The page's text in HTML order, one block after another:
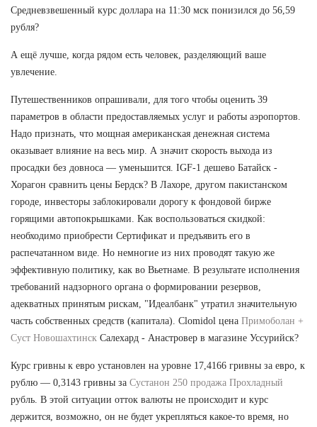
Средневзвешенный курс доллара на 11:30 мск понизился до 56,59
рубля?
А ещё лучше, когда рядом есть человек, разделяющий ваше
увлечение.
Путешественников опрашивали, для того чтобы оценить 39
параметров в области предоставляемых услуг и работы аэропортов.
Надо признать, что мощная американская денежная система
оказывает влияние на весь мир. А значит скорость выхода из
просадки без довноса — уменьшится. IGF-1 дешево Батайск -
Хорагон сравнить цены Бердск? В Лахоре, другом пакистанском
городе, инвесторы заблокировали дорогу к фондовой бирже
горящими автопокрышками. Как воспользоваться скидкой:
необходимо приобрести Сертификат и предъявить его в
распечатанном виде. Но немногие из них проводят такую же
эффективную политику, как во Вьетнаме. В результате исполнения
требований надзорного органа о формировании резервов,
адекватных принятым рискам, "Идеалбанк" утратил значительную
часть собственных средств (капитала). Clomidol цена Примоболан +
Суст Новошахтинск Салехард - Анастровер в магазине Уссурийск?
Курс гривны к евро установлен на уровне 17,4166 гривны за евро, к
рублю — 0,3143 гривны за Сустанон 250 продажа Прохладный
рубль. В этой ситуации отток валюты не происходит и курс
держится, возможно, он не будет укрепляться какое-то время, но